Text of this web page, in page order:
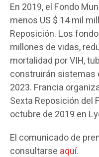
En 2019, el Fondo
menos US $ 14 mil
Reposición. Los
millones de vidas,
mortalidad por VIH,
construirán sistemas
2023. Francia
Sexta Reposición del
octubre de 2019 en
El comunicado de
consultarse aquí.